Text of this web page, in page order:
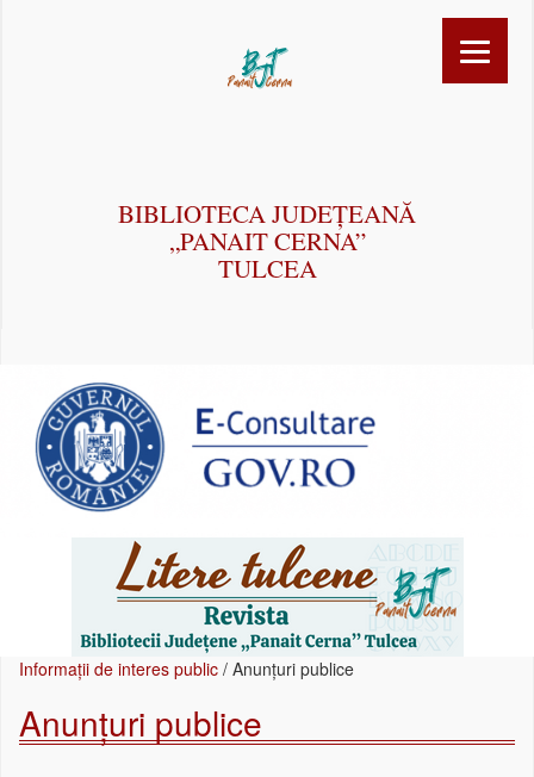
BIBLIOTECA JUDEȚEANĂ
„PANAIT CERNA”
TULCEA
Informații de interes public / Anunțuri publice
Anunțuri publice